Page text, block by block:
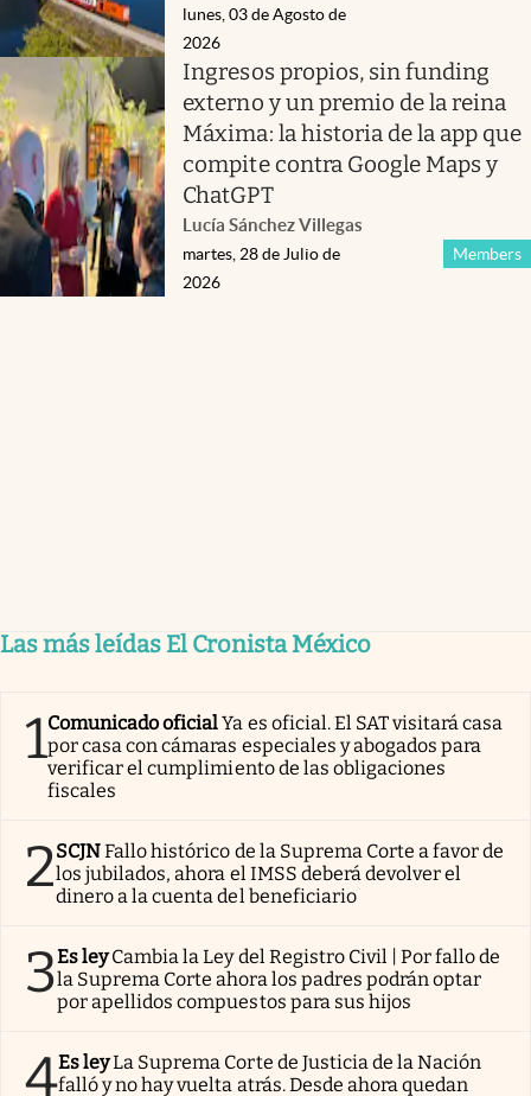
lunes, 03 de Agosto de
2026
Ingresos propios, sin funding
externo y un premio de la reina
Máxima: la historia de la app que
compite contra Google Maps y
ChatGPT
Lucía Sánchez Villegas
Members
martes, 28 de Julio de
2026
Las más leídas El Cronista México
1Comunicado oficialYa es oficial. El SAT visitará casa
por casa con cámaras especiales y abogados para
verificar el cumplimiento de las obligaciones
fiscales
2SCJNFallo histórico de la Suprema Corte a favor de
los jubilados, ahora el IMSS deberá devolver el
dinero a la cuenta del beneficiario
3Es ley Cambia la Ley del Registro Civil | Por fallo de
la Suprema Corte ahora los padres podrán optar
por apellidos compuestos para sus hijos
4Es leyLa Suprema Corte de Justicia de la Nación
falló y no hay vuelta atrás. Desde ahora quedan